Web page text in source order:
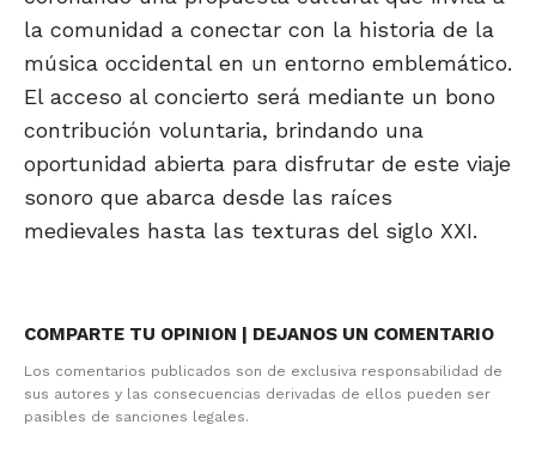
la comunidad a conectar con la historia de la
música occidental en un entorno emblemático.
El acceso al concierto será mediante un bono
contribución voluntaria, brindando una
oportunidad abierta para disfrutar de este viaje
sonoro que abarca desde las raíces
medievales hasta las texturas del siglo XXI.
COMPARTE TU OPINION | DEJANOS UN COMENTARIO
Los comentarios publicados son de exclusiva responsabilidad de
sus autores y las consecuencias derivadas de ellos pueden ser
pasibles de sanciones legales.